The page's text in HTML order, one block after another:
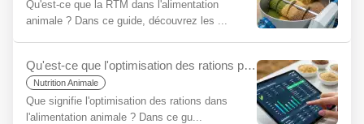
Qu'est-ce que la RTM dans l'alimentation
animale ? Dans ce guide, découvrez les ...
Qu'est-ce que l'optimisation des rations pour les débutants ?
Nutrition Animale
Que signifie l'optimisation des rations dans
l'alimentation animale ? Dans ce gu...